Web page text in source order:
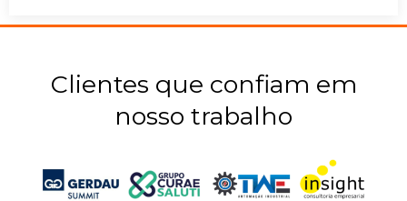
Clientes que confiam em
nosso trabalho